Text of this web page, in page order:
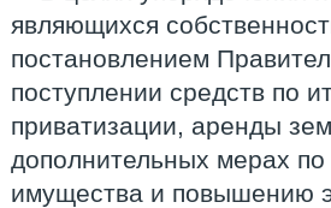
являющихся
постановлением
поступлении средств по
приватизации, аренды
дополнительных мерах
имущества и повышению